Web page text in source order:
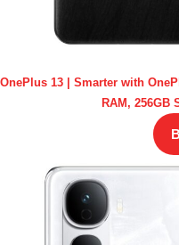
OnePlus 13 | Smarter with
RAM, 256GB